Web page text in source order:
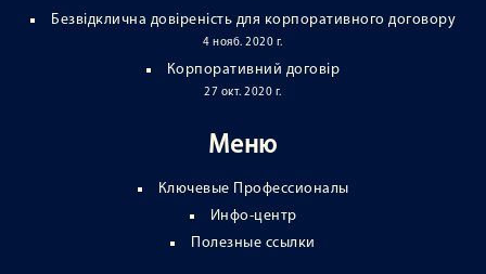
Безвідклична довіреність для корпоративного договору
4 нояб. 2020 г.
Корпоративний договір
27 окт. 2020 г.
Меню
Ключевые Профессионалы
Инфо-центр
Полезные ссылки